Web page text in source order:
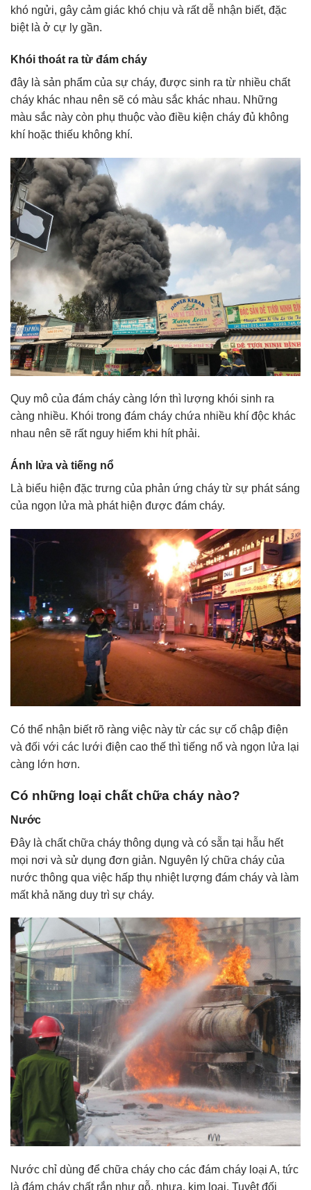
khó ngửi, gây cảm giác khó chịu và rất dễ nhận biết, đặc
biệt là ở cự ly gần.
Khói thoát ra từ đám cháy
đây là sản phẩm của sự cháy, được sinh ra từ nhiều chất
cháy khác nhau nên sẽ có màu sắc khác nhau. Những
màu sắc này còn phụ thuộc vào điều kiện cháy đủ không
khí hoặc thiếu không khí.
Quy mô của đám cháy càng lớn thì lượng khói sinh ra
càng nhiều. Khói trong đám cháy chứa nhiều khí độc khác
nhau nên sẽ rất nguy hiểm khi hít phải.
Ánh lửa và tiếng nổ
Là biểu hiện đặc trưng của phản ứng cháy từ sự phát sáng
của ngọn lửa mà phát hiện được đám cháy.
Có thể nhận biết rõ ràng việc này từ các sự cố chập điện
và đối với các lưới điện cao thế thì tiếng nổ và ngọn lửa lại
càng lớn hơn.
Có những loại chất chữa cháy nào?
Nước
Đây là chất chữa cháy thông dụng và có sẵn tại hẫu hết
mọi nơi và sử dụng đơn giản. Nguyên lý chữa cháy của
nước thông qua việc hấp thụ nhiệt lượng đám cháy và làm
mất khả năng duy trì sự cháy.
Nước chỉ dùng để chữa cháy cho các đám cháy loại A, tức
là đám cháy chất rắn như gỗ, nhựa, kim loại. Tuyệt đối